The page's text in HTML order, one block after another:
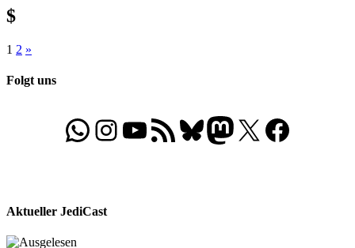
$
Seitennummerierung
der
1 2 Nächste
»
Folgt uns
WhatsApp
Folgt uns auf Instagram
Besucht unseren YouTube-Kanal
RSS-FeedBluesky
Folgt uns auf Mastodon
X Folgt uns auf
Aktueller JediCast